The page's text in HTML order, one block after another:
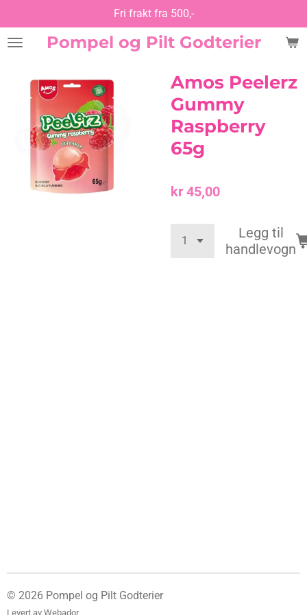
til
hovedinnholdPompel og Pilt Godterier
Fri frakt fra 500,-
Amos Peelerz
Gummy
Raspberry
65g
kr 45,00
Legg til
handlevogn
© 2026 Pompel og Pilt Godterier
Levert av Webador